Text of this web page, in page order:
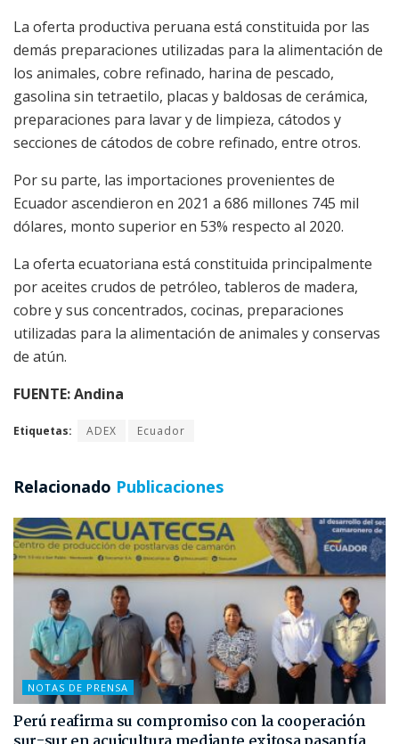
La oferta productiva peruana está constituida por las
demás preparaciones utilizadas para la alimentación de
los animales, cobre refinado, harina de pescado,
gasolina sin tetraetilo, placas y baldosas de cerámica,
preparaciones para lavar y de limpieza, cátodos y
secciones de cátodos de cobre refinado, entre otros.
Por su parte, las importaciones provenientes de
Ecuador ascendieron en 2021 a 686 millones 745 mil
dólares, monto superior en 53% respecto al 2020.
La oferta ecuatoriana está constituida principalmente
por aceites crudos de petróleo, tableros de madera,
cobre y sus concentrados, cocinas, preparaciones
utilizadas para la alimentación de animales y conservas
de atún.
FUENTE: Andina
Etiquetas: ADEX Ecuador
Relacionado Publicaciones
NOTAS DE PRENSA
Perú reafirma su compromiso con la cooperación